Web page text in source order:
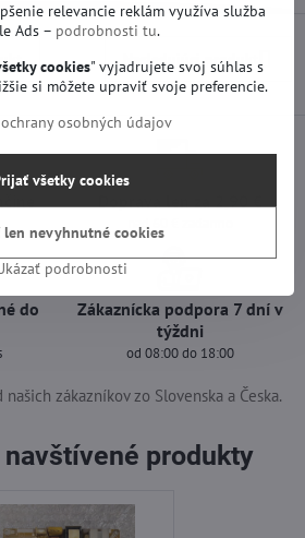
Nasledujúci produkt
Doprava len za 2,90 €
nad 60 € zadarmo
do
Zákaznícka podpora 7 dní v
týždni
od 08:00 do 18:00
zákazníkov zo Slovenska a Česka.
produkty
relevancie reklám využíva služba
Ads – podrobnosti tu.
cookies" vyjadrujete svoj súhlas s
si môžete upraviť svoje preferencie.
osobných údajov
podrobnosti
všetky cookies
len nevyhnutné cookies